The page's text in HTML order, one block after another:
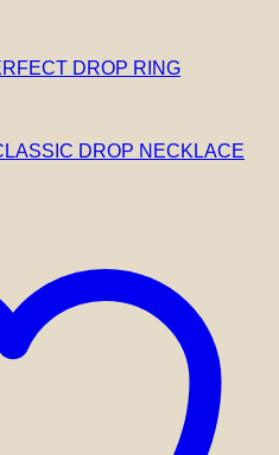
DROP RING